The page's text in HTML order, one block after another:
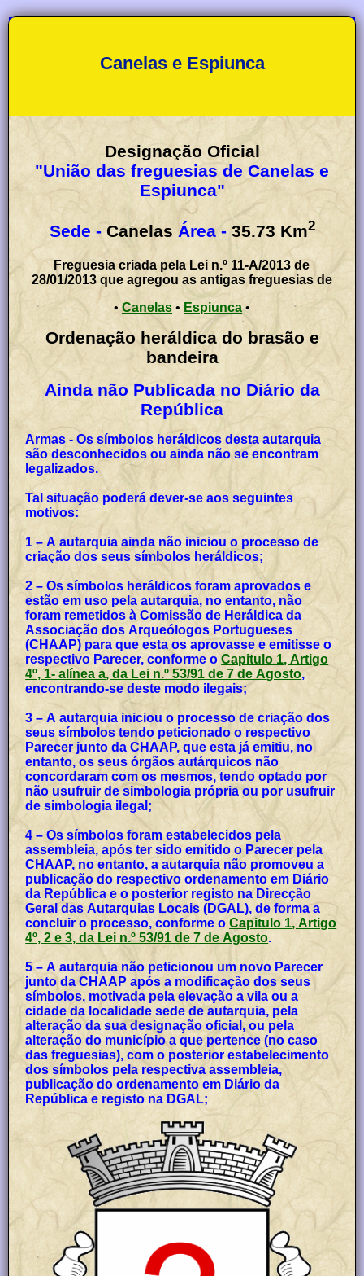
Canelas e Espiunca
Designação Oficial
"União das freguesias de Canelas e
Espiunca"
Sede - Canelas Área - 35.73 Km2
Freguesia criada pela Lei n.º 11-A/2013 de
28/01/2013 que agregou as antigas freguesias de
•Canelas • Espiunca•
Ordenação heráldica do brasão e
bandeira
Ainda não Publicada no Diário da
República
Armas - Os símbolos heráldicos desta autarquia
são desconhecidos ou ainda não se encontram
legalizados.
Tal situação poderá dever-se aos seguintes
motivos:
1 – A autarquia ainda não iniciou o processo de
criação dos seus símbolos heráldicos;
2 – Os símbolos heráldicos foram aprovados e
estão em uso pela autarquia, no entanto, não
foram remetidos à Comissão de Heráldica da
Associação dos Arqueólogos Portugueses
(CHAAP) para que esta os aprovasse e emitisse o
respectivo Parecer, conforme oCapitulo 1, Artigo
4º, 1- alínea a, da Lei n.º 53/91 de 7 de Agosto,
encontrando-se deste modo ilegais;
3 – A autarquia iniciou o processo de criação dos
seus símbolos tendo peticionado o respectivo
Parecer junto da CHAAP, que esta já emitiu, no
entanto, os seus órgãos autárquicos não
concordaram com os mesmos, tendo optado por
não usufruir de simbologia própria ou por usufruir
de simbologia ilegal;
4 – Os símbolos foram estabelecidos pela
assembleia, após ter sido emitido o Parecer pela
CHAAP, no entanto, a autarquia não promoveu a
publicação do respectivo ordenamento em Diário
da República e o posterior registo na Direcção
Geral das Autarquias Locais (DGAL), de forma a
concluir o processo, conforme oCapitulo 1, Artigo
4º, 2 e 3, da Lei n.º 53/91 de 7 de Agosto.
5 – A autarquia não peticionou um novo Parecer
junto da CHAAP após a modificação dos seus
símbolos, motivada pela elevação a vila ou a
cidade da localidade sede de autarquia, pela
alteração da sua designação oficial, ou pela
alteração do município a que pertence (no caso
das freguesias), com o posterior estabelecimento
dos símbolos pela respectiva assembleia,
publicação do ordenamento em Diário da
República e registo na DGAL;